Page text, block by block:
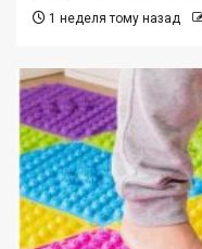
1 неделя тому назад